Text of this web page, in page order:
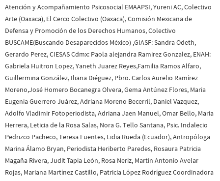
Atención y Acompañamiento Psicosocial EMAAPSI, Yureni AC, Colectivo
Arte (Oaxaca), El Cerco Colectivo (Oaxaca), Comisión Mexicana de
Defensa y Promoción de los Derechos Humanos, Colectivo
BUSCAME(Buscando Desaparecidos México) ,GIASF: Sandra Odeth,
Gerardo Perez, CIESAS Cdmx: Paola alejandra Ramirez Gonzalez, ENAH:
Gabriela Huitron Lopez, Yaneth Juarez Reyes,Familia Ramos Alfaro,
Guillermina González, Iliana Diéguez, Pbro. Carlos Aurelio Ramírez
Moreno,José Homero Bocanegra Olvera, Gema Antúnez Flores, Maria
Eugenia Guerrero Juárez, Adriana Moreno Becerril, Daniel Vazquez,
Adolfo Vladimir Fotoperiodista, Adriana Jaen Manuel, Omar Bello, Maria
Herrera, Leticia de la Rosa Salas, Nora G. Tello Santana, Psic. Indalecio
Pedrizco Pacheco, Teresa Fuentes, Lidia Rueda (Ecuador), Antropóloga
Marina Álamo Bryan, Periodista Heriberto Paredes, Rosaura Patricia
Magaña Rivera, Judit Tapia León, Rosa Neriz, Martin Antonio Avelar
Rojas, Mariana Martínez Castillo, Patricia López Rodríguez Coordinadora